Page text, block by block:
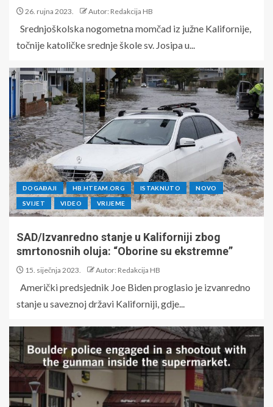
26. rujna 2023. Autor: Redakcija HB
Srednjoškolska nogometna momčad iz južne Kalifornije,
točnije katoličke srednje škole sv. Josipa u...
DOGAĐAJI HB.HTEAM.ORG ISTAKNUTO NOVO
SVIJET VIDEO VRIJEME
SAD/Izvanredno stanje u Kaliforniji zbog
smrtonosnih oluja: “Oborine su ekstremne”
15. siječnja 2023. Autor: Redakcija HB
Američki predsjednik Joe Biden proglasio je izvanredno
stanje u saveznoj državi Kaliforniji, gdje...